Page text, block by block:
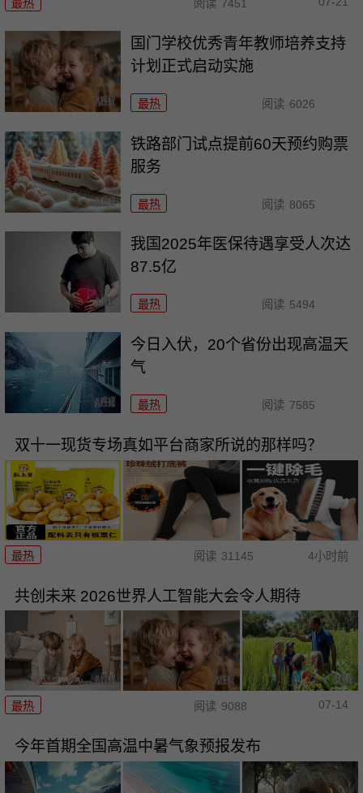
最热 阅读 7451
国门学校优秀青年教师培养支持
计划正式启动实施
最热 阅读 6026
铁路部门试点提前60天预约购票
服务
最热 阅读 8065
我国2025年医保待遇享受人次达
87.5亿
最热 阅读 5494
今日入伏，20个省份出现高温天
气
最热 阅读 7585
双十一现货专场真如平台商家所说的那样吗？
最热 阅读 31145 4小时前
共创未来 2026世界人工智能大会令人期待
最热 阅读 9088 07-14
今年首期全国高温中暑气象预报发布